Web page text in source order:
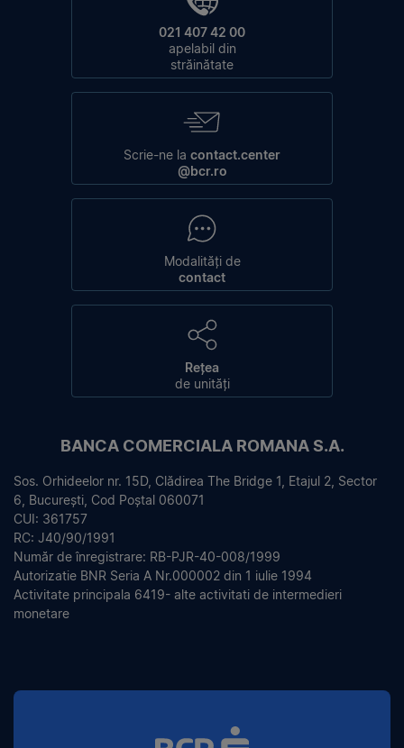
021 407 42 00
apelabil din
străinătate
Scrie-ne la contact.center
@bcr.ro
Modalități de
contact
Rețea
de unități
BANCA COMERCIALA ROMANA S.A.
Sos. Orhideelor nr. 15D, Clădirea The Bridge 1, Etajul 2, Sector
6, București, Cod Poștal 060071
CUI: 361757
RC: J40/90/1991
Număr de înregistrare: RB-PJR-40-008/1999
Autorizatie BNR Seria A Nr.000002 din 1 iulie 1994
Activitate principala 6419- alte activitati de intermedieri
monetare